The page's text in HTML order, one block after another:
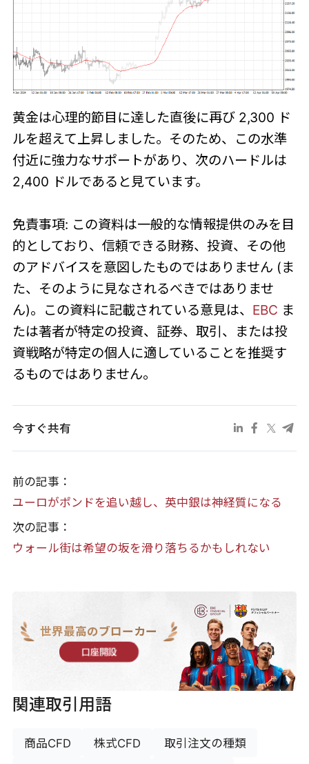
黄金は心理的節目に達した直後に再び 2,300 ド
ルを超えて上昇しました。そのため、この水準
付近に強力なサポートがあり、次のハードルは
2,400 ドルであると見ています。
免責事項: この資料は一般的な情報提供のみを目
的としており、信頼できる財務、投資、その他
のアドバイスを意図したものではありません (ま
た、そのように見なされるべきではありませ
ん)。この資料に記載されている意見は、 EBC ま
たは著者が特定の投資、証券、取引、または投
資戦略が特定の個人に適していることを推奨す
るものではありません。
今すぐ共有
前の記事：
ユーロがポンドを追い越し、英中銀は神経質になる
次の記事：
ウォール街は希望の坂を滑り落ちるかもしれない
世界最高のブローカー
口座開設
関連取引用語
商品CFD 株式CFD 取引注文の種類